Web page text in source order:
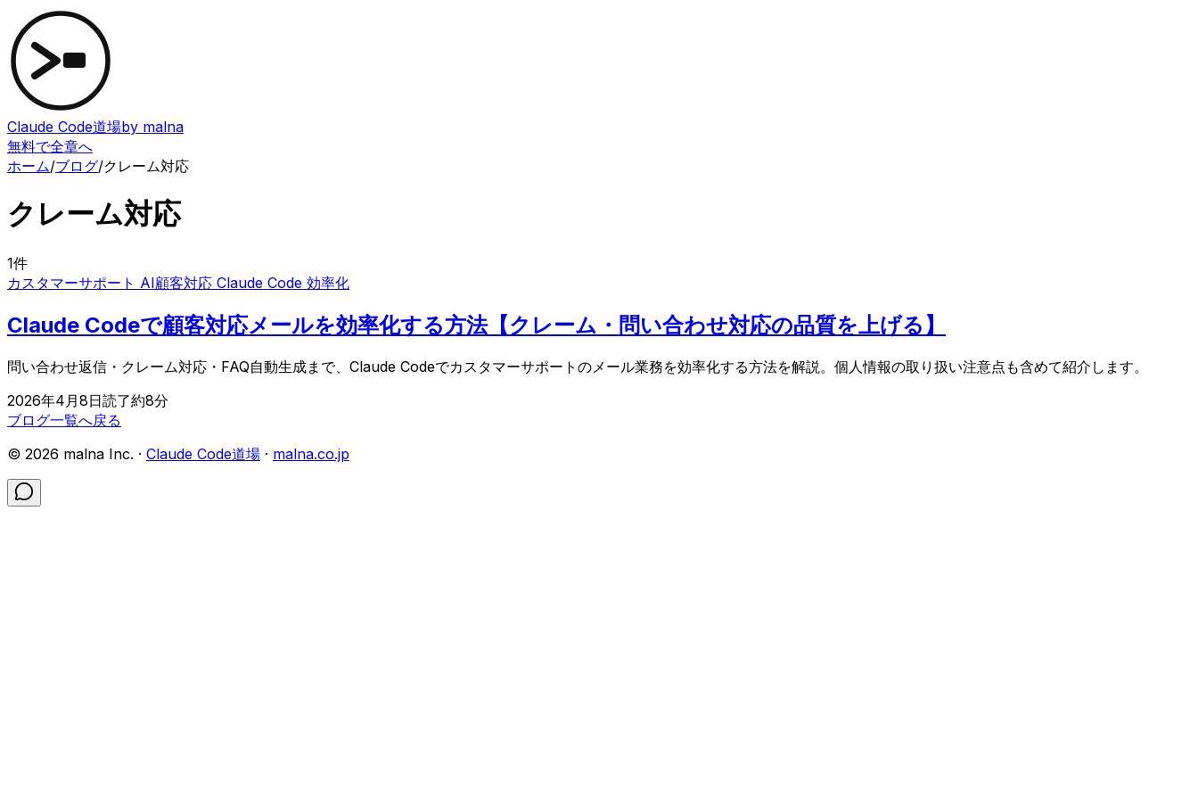
Claude Code道場by malna
無料で全章へ
ホーム/ブログ/クレーム対応
クレーム対応
1件
カスタマーサポート AI顧客対応 Claude Code 効率化
Claude Codeで顧客対応メールを効率化する方法【クレーム・問い合わせ対応の品質を上げる】
問い合わせ返信・クレーム対応・FAQ自動生成まで、Claude Codeでカスタマーサポートのメール業務を効率化する方法を解説。個人情報の取り扱い注意点も含めて紹介します。
2026年4月8日読了約8分
ブログ一覧へ戻る
© 2026 malna Inc. · Claude Code道場 · malna.co.jp